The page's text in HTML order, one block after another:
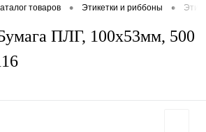
товаров • Этикетки и риббоны •
ПЛГ, 100х53мм, 500